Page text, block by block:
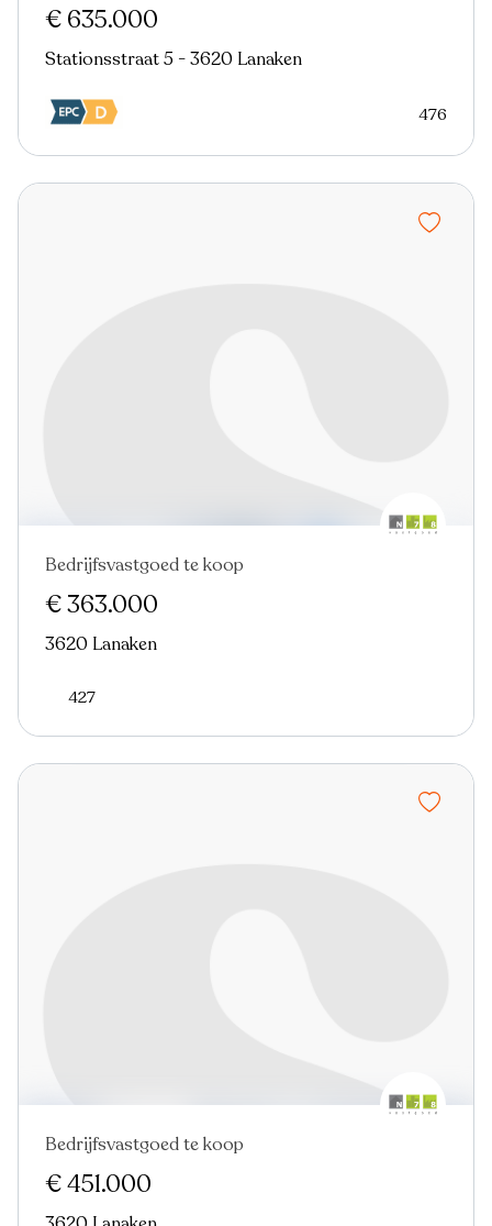
€ 635.000
Stationsstraat 5 - 3620 Lanaken
476
Bedrijfsvastgoed te koop
€ 363.000
3620 Lanaken
427
Bedrijfsvastgoed te koop
€ 451.000